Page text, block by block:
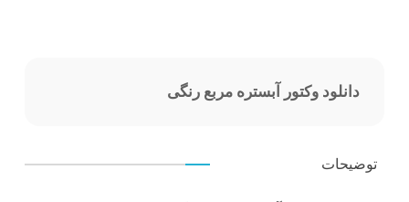
دانلود وکتور آبستره مربع رنگی
توضیحات